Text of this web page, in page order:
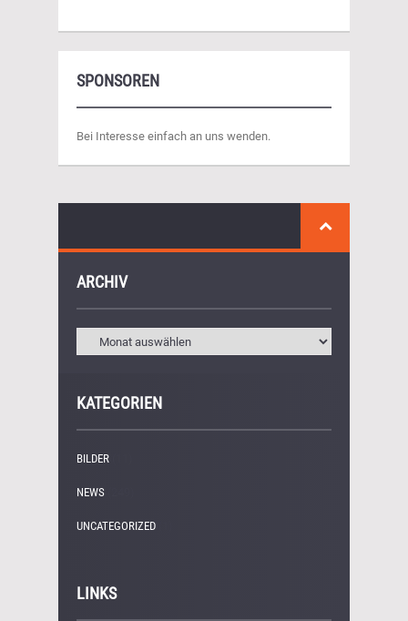
SPONSOREN
Bei Interesse einfach an uns wenden.
ARCHIV
KATEGORIEN
BILDER
NEWS
UNCATEGORIZED
LINKS